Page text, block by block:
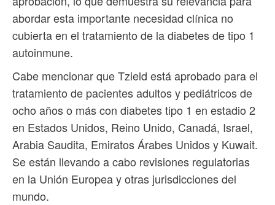
abordar esta importante necesidad clínica no
cubierta en el tratamiento de la diabetes de tipo 1
autoinmune.
Cabe mencionar que Tzield está aprobado para el
tratamiento de pacientes adultos y pediátricos de
ocho años o más con diabetes tipo 1 en estadio 2
en Estados Unidos, Reino Unido, Canadá, Israel,
Arabia Saudita, Emiratos Árabes Unidos y Kuwait.
Se están llevando a cabo revisiones regulatorias
en la Unión Europea y otras jurisdicciones del
mundo.